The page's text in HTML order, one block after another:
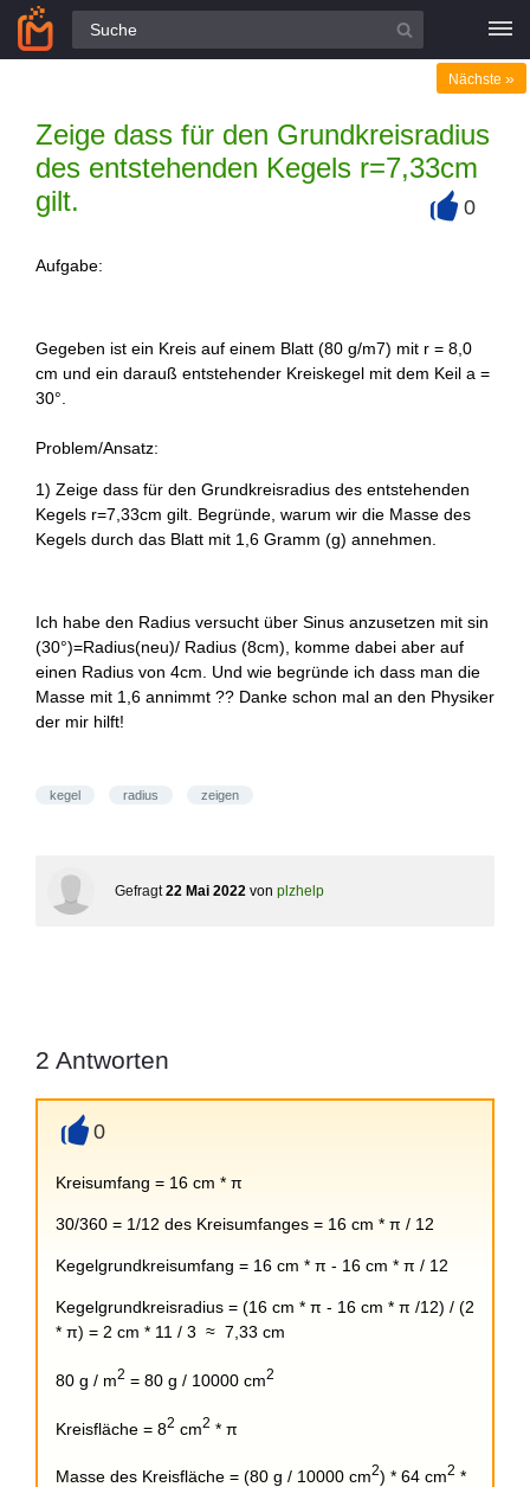
Alle Fragen
Zeige dass für den Grundkreisradius
des entstehenden Kegels r=7,33cm
gilt.
Nächste »
0
Aufgabe:
Gegeben ist ein Kreis auf einem Blatt (80 g/m7) mit r = 8,0
cm und ein darauß entstehender Kreiskegel mit dem Keil a =
30°.
Problem/Ansatz:
1) Zeige dass für den Grundkreisradius des entstehenden
Kegels r=7,33cm gilt. Begründe, warum wir die Masse des
Kegels durch das Blatt mit 1,6 Gramm (g) annehmen.
Ich habe den Radius versucht über Sinus anzusetzen mit sin
(30°)=Radius(neu)/ Radius (8cm), komme dabei aber auf
einen Radius von 4cm. Und wie begründe ich dass man die
Masse mit 1,6 annimmt ?? Danke schon mal an den Physiker
der mir hilft!
kegel radius zeigen
Gefragt 22 Mai 2022 von plzhelp
2 Antworten
0
Kreisumfang = 16 cm * π
30/360 = 1/12 des Kreisumfanges = 16 cm * π / 12
Kegelgrundkreisumfang = 16 cm * π - 16 cm * π / 12
Kegelgrundkreisradius = (16 cm * π - 16 cm * π /12) / (2
* π) = 2 cm * 11 / 3 ≈ 7,33 cm
80 g / m2 = 80 g / 10000 cm2
Kreisfläche = 82 cm2 * π
Masse des Kreisfläche = (80 g / 10000 cm2) * 64 cm2 *